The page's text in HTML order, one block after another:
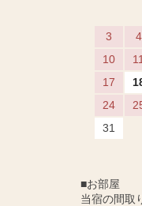
3
4
10
11
17
24
31
■お部屋
当宿の間取